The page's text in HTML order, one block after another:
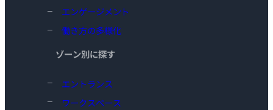
エンゲージメント
働き方の多様化
ゾーン別に探す
エントランス
ワークスペース